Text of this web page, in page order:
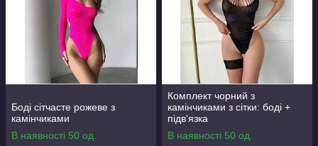
Боді сітчасте рожеве з
камінчиками
В наявності 50 од.
Комплект чорний з
камінчиками з сітки: боді +
підв'язка
В наявності 50 од.